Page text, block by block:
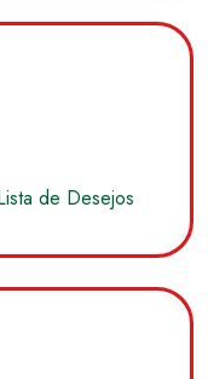
de Desejos